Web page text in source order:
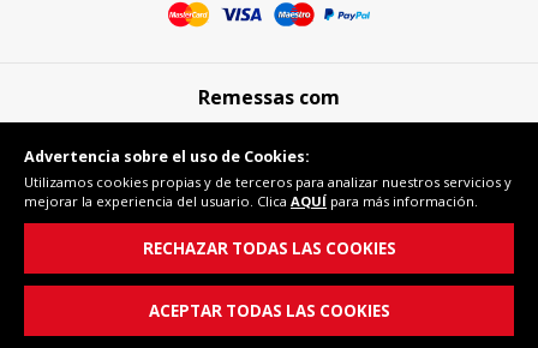
Remessas com
Compra segura
Advertencia sobre el uso de Cookies:
Utilizamos cookies propias y de terceros para analizar nuestros servicios y
mejorar la experiencia del usuario. Clica AQUÍ para más información.
RECHAZAR TODAS LAS COOKIES
ACEPTAR TODAS LAS COOKIES